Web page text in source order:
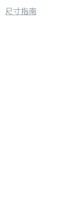
尺寸指南